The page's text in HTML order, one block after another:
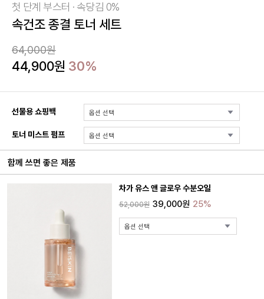
첫 단계 부스터 · 속당김 0%
속건조 종결 토너 세트
64,000원
44,900원 30%
선물용 쇼핑백
토너 미스트 펌프
함께 쓰면 좋은 제품
차가 유스 앤 글로우 수분오일
52,000원 39,000원 25%